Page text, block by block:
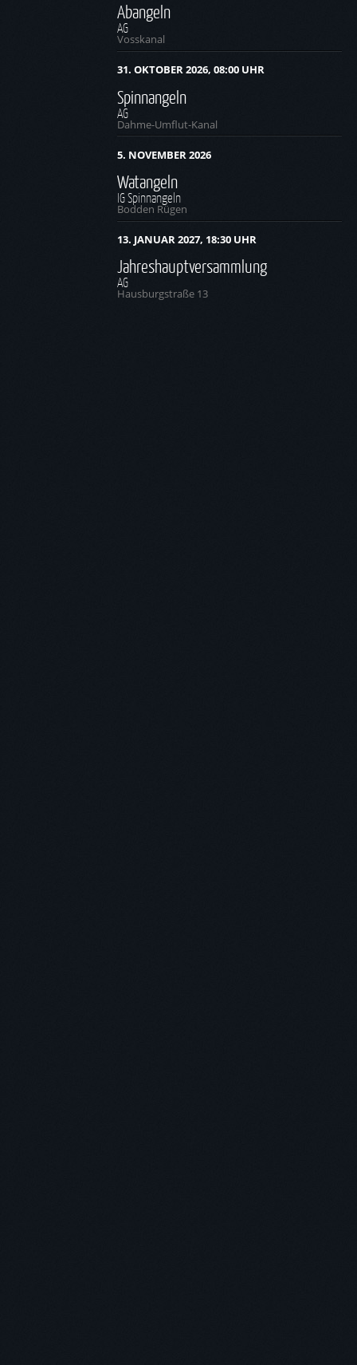
Abangeln
AG
Vosskanal
31. OKTOBER 2026, 08:00 UHR
Spinnangeln
AG
Dahme-Umflut-Kanal
5. NOVEMBER 2026
Watangeln
IG Spinnangeln
Bodden Rügen
13. JANUAR 2027, 18:30 UHR
Jahreshauptversammlung
AG
Hausburgstraße 13